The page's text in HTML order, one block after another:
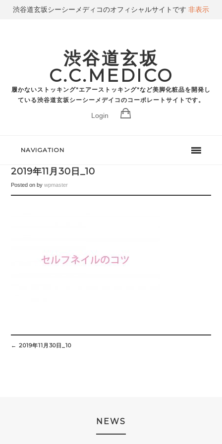
渋谷道玄坂
C.C.MEDICO
履かないストッキング"エアーストッキング"など美脚化粧品を開発し
ている渋谷道玄坂シーシーメデイコのコーポレートサイトです。
Login
NAVIGATION
2019年11月30日_10
Posted onbywpmaster
Post
navigation
← 2019年11月30日_10
NEWS
渋谷道玄坂シーシーメディコのオフィシャルサイトです 非表示